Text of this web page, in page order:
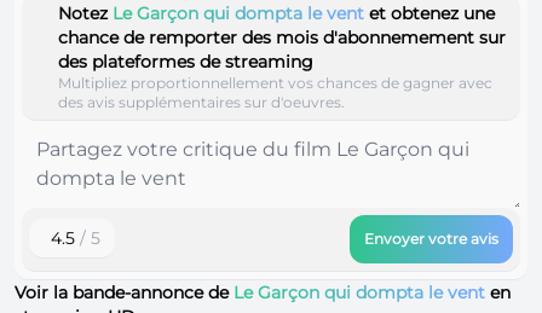
Notez Le Garçon qui dompta le vent et obtenez une
chance de remporter des mois d'abonnemement sur
des plateformes de streaming
Multipliez proportionnellement vos chances de gagner avec
des avis supplémentaires sur d'oeuvres.
4.5 / 5 Envoyer votre avis
Voir la bande-annonce de Le Garçon qui dompta le vent en